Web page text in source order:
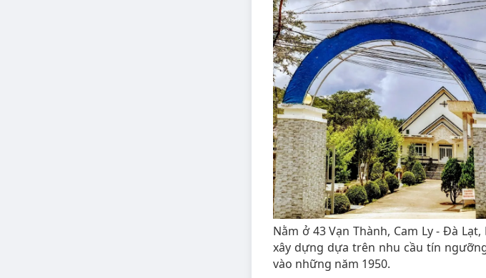
Nằm ở 43 Vạn Thành, Cam Ly - Đà
xây dựng dựa trên nhu cầu tín
vào những năm 1950.